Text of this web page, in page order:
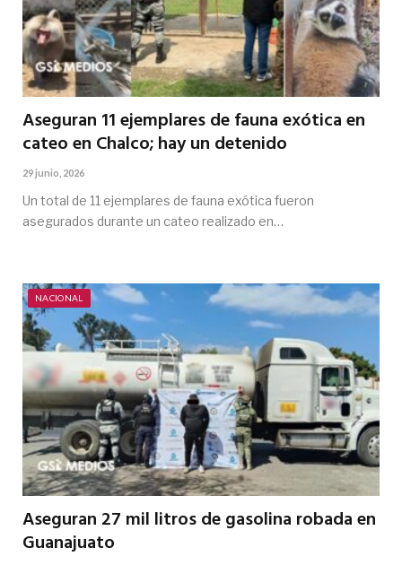
Aseguran 11 ejemplares de fauna exótica en
cateo en Chalco; hay un detenido
29 junio, 2026
Un total de 11 ejemplares de fauna exótica fueron
asegurados durante un cateo realizado en…
NACIONAL
Aseguran 27 mil litros de gasolina robada en
Guanajuato